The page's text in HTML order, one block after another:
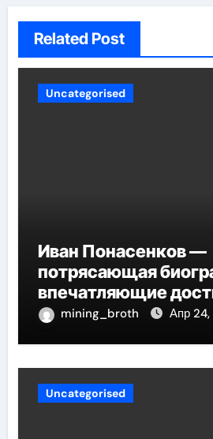
Related Post
Uncategorised
Иван Понасенков —
потрясающая
впечатляющие
mining_broth Апр 24,
Uncategorised